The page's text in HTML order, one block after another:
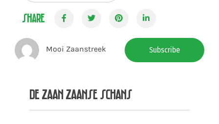
Share
Mooi Zaanstreek Subscribe
De Zaan Zaanse Schans